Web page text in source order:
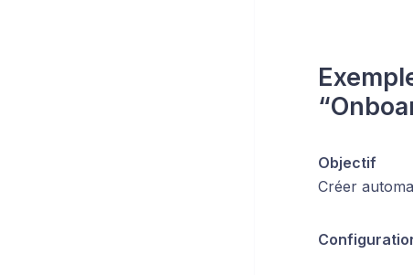
Objectif
Créer